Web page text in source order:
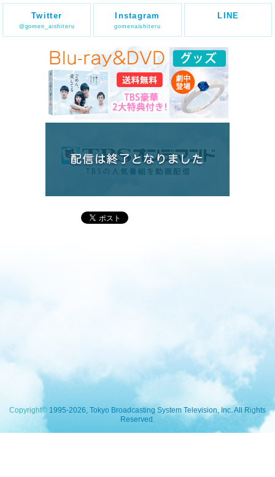
Twitter
@gomen_aishiteru
Instagram
gomenaishiteru
LINE
Copyright© 1995-2026, Tokyo Broadcasting System Television, Inc. All Rights
Reserved.